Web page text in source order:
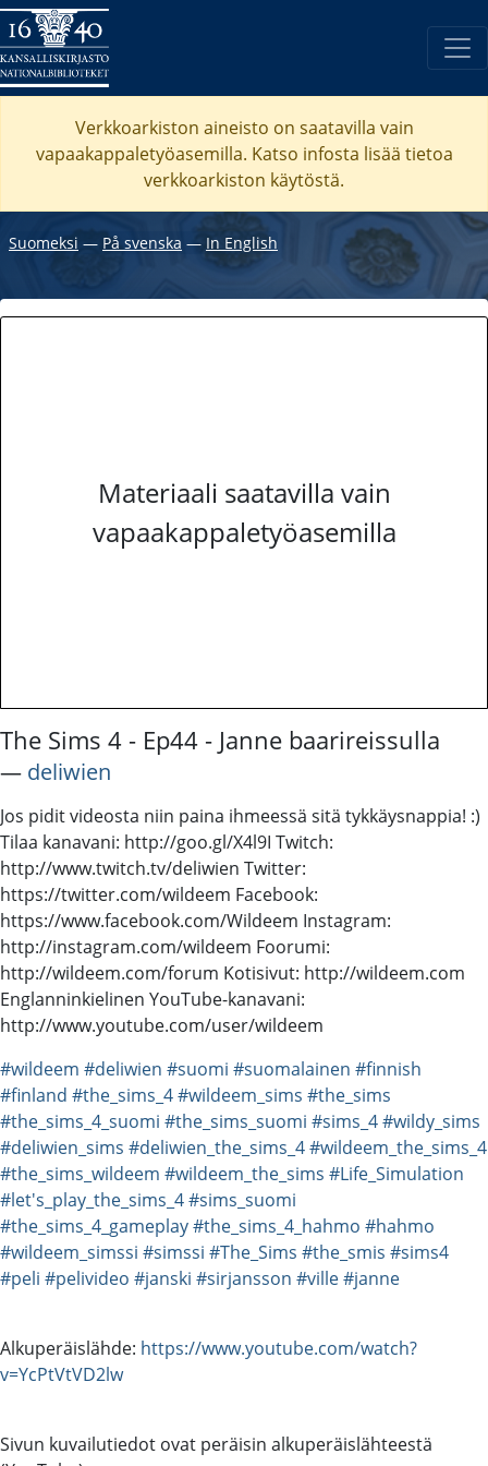
Verkkoarkiston aineisto on saatavilla vain
vapaakappaletyöasemilla. Katso infosta lisää tietoa
verkkoarkiston käytöstä.
Suomeksi ― På svenska ― In English
Materiaali saatavilla vain
vapaakappaletyöasemilla
The Sims 4 - Ep44 - Janne baarireissulla
― deliwien
Jos pidit videosta niin paina ihmeessä sitä tykkäysnappia! :)
Tilaa kanavani: http://goo.gl/X4l9I Twitch:
http://www.twitch.tv/deliwien Twitter:
https://twitter.com/wildeem Facebook:
https://www.facebook.com/Wildeem Instagram:
http://instagram.com/wildeem Foorumi:
http://wildeem.com/forum Kotisivut: http://wildeem.com
Englanninkielinen YouTube-kanavani:
http://www.youtube.com/user/wildeem
#wildeem #deliwien #suomi #suomalainen #finnish
#finland #the_sims_4#wildeem_sims #the_sims
#the_sims_4_suomi #the_sims_suomi #sims_4#wildy_sims
#deliwien_sims #deliwien_the_sims_4#wildeem_the_sims_4
#the_sims_wildeem #wildeem_the_sims #Life_Simulation
#let's_play_the_sims_4#sims_suomi
#the_sims_4_gameplay#the_sims_4_hahmo #hahmo
#wildeem_simssi #simssi #The_Sims #the_smis #sims4
#peli #pelivideo #janski #sirjansson #ville#janne
Alkuperäislähde: https://www.youtube.com/watch?
v=YcPtVtVD2lw
Sivun kuvailutiedot ovat peräisin alkuperäislähteestä